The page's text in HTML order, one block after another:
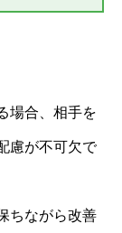
場合、相手を
慮が不可欠で
ちながら改善